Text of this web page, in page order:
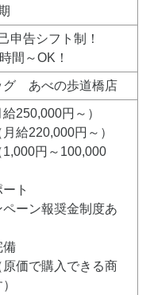
申告シフト制！
間～OK！
グ あべの歩道橋店
250,000円～）
給220,000円～）
円～100,000
ト
ーン報奨金制度あ
備
価で購入できる商